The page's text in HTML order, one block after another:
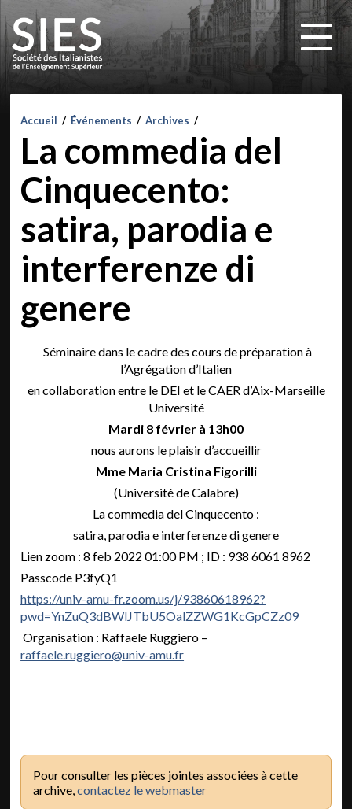
Accueil / Événements / Archives /
La commedia del
Cinquecento:
satira, parodia e
interferenze di
genere
Séminaire dans le cadre des cours de préparation à
l’Agrégation d’Italien
en collaboration entre le DEI et le CAER d’Aix-Marseille
Université
Mardi 8 février à 13h00
nous aurons le plaisir d’accueillir
Mme Maria Cristina Figorilli
(Université de Calabre)
La commedia del Cinquecento :
satira, parodia e interferenze di genere
Lien zoom : 8 feb 2022 01:00 PM ; ID : 938 6061 8962
Passcode P3fyQ1
https://univ-amu-fr.zoom.us/j/93860618962?
pwd=YnZuQ3dBWlJTbU5OalZZWG1KcGpCZz09
Organisation : Raffaele Ruggiero –
raffaele.ruggiero@univ-amu.fr
Pour consulter les pièces jointes associées à cette
archive,contactez le webmaster